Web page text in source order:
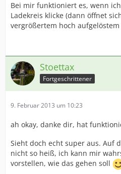
Bei mir funktioniert es, wenn
Ladekreis klicke (dann öffnet
vergrößertem hoch aufgelöstem
Stoettax
Fortgeschrittener
9. Februar 2013 um 10:23
ah okay, danke dir, hat
Sieht doch echt super aus. Auf
nicht so heiß, ich kann mir
vorstellen, wie das gehen soll